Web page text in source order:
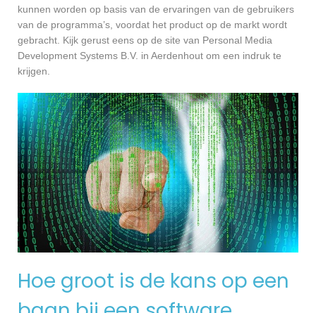
kunnen worden op basis van de ervaringen van de gebruikers
van de programma’s, voordat het product op de markt wordt
gebracht. Kijk gerust eens op de site van Personal Media
Development Systems B.V. in Aerdenhout om een indruk te
krijgen.
Hoe groot is de kans op een